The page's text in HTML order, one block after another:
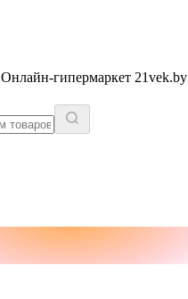
Онлайн-гипермаркет 21vek.by